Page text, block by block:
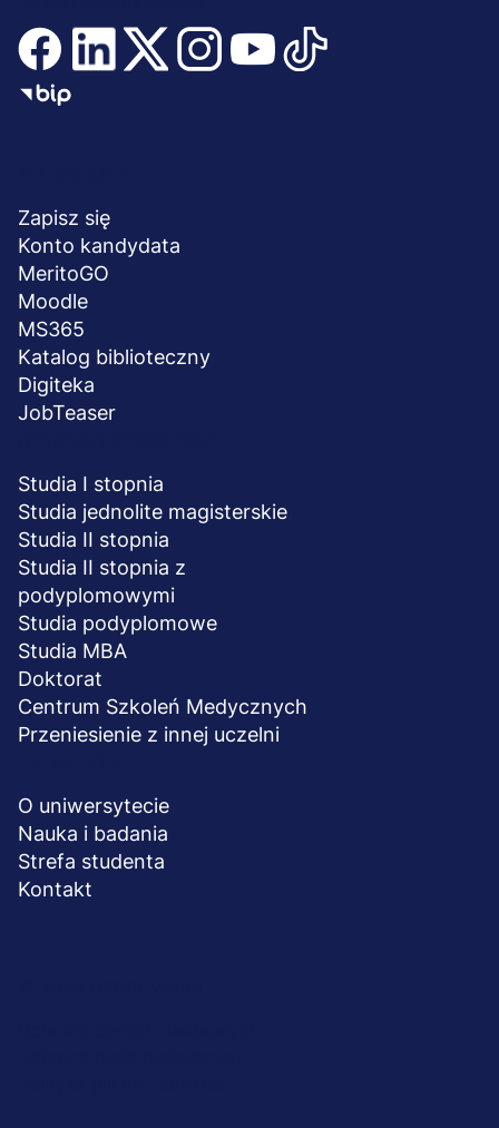
stopka
Zapisz się
Konto kandydata
MeritoGO
Moodle
MS365
Katalog biblioteczny
Digiteka
JobTeaser
Studia I stopnia
Studia jednolite magisterskie
Studia II stopnia
Studia II stopnia z
podyplomowymi
Studia podyplomowe
Studia MBA
Doktorat
Centrum Szkoleń Medycznych
Przeniesienie z innej uczelni
O uniwersytecie
Nauka i badania
Strefa studenta
Kontakt